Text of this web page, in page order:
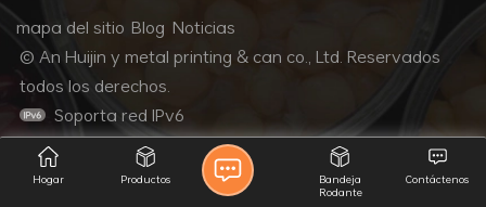
mapa del sitio Blog Noticias
© An Huijin y metal printing & can co., Ltd. Reservados
todos los derechos.
Soporta red IPv6
Hogar Productos Contáctenos
Bandeja
Rodante